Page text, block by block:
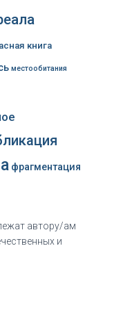
книга
местообитания
фрагментация
автору/ам
и